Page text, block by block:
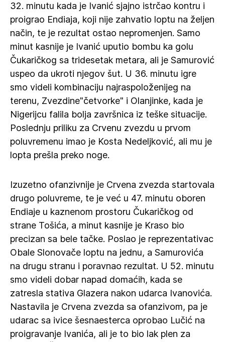
32. minutu kada je Ivanić sjajno istrčao kontru i
proigrao Endiaja, koji nije zahvatio loptu na željen
način, te je rezultat ostao nepromenjen. Samo
minut kasnije je Ivanić uputio bombu ka golu
Čukaričkog sa tridesetak metara, ali je Samurović
uspeo da ukroti njegov šut. U 36. minutu igre
smo videli kombinaciju najraspoloženijeg na
terenu, Zvezdine"četvorke" i Olanjinke, kada je
Nigerijcu falila bolja završnica iz teške situacije.
Poslednju priliku za Crvenu zvezdu u prvom
poluvremenu imao je Kosta Nedeljković, ali mu je
lopta prešla preko noge.
Izuzetno ofanzivnije je Crvena zvezda startovala
drugo poluvreme, te je već u 47. minutu oboren
Endiaje u kaznenom prostoru Čukaričkog od
strane Tošića, a minut kasnije je Kraso bio
precizan sa bele tačke. Poslao je reprezentativac
Obale Slonovače loptu na jednu, a Samurovića
na drugu stranu i poravnao rezultat. U 52. minutu
smo videli dobar napad domaćih, kada se
zatresla stativa Glazera nakon udarca Ivanovića.
Nastavila je Crvena zvezda sa ofanzivom, pa je
udarac sa ivice šesnaesterca oprobao Lučić na
proigravanje Ivanića, ali je to bio lak plen za